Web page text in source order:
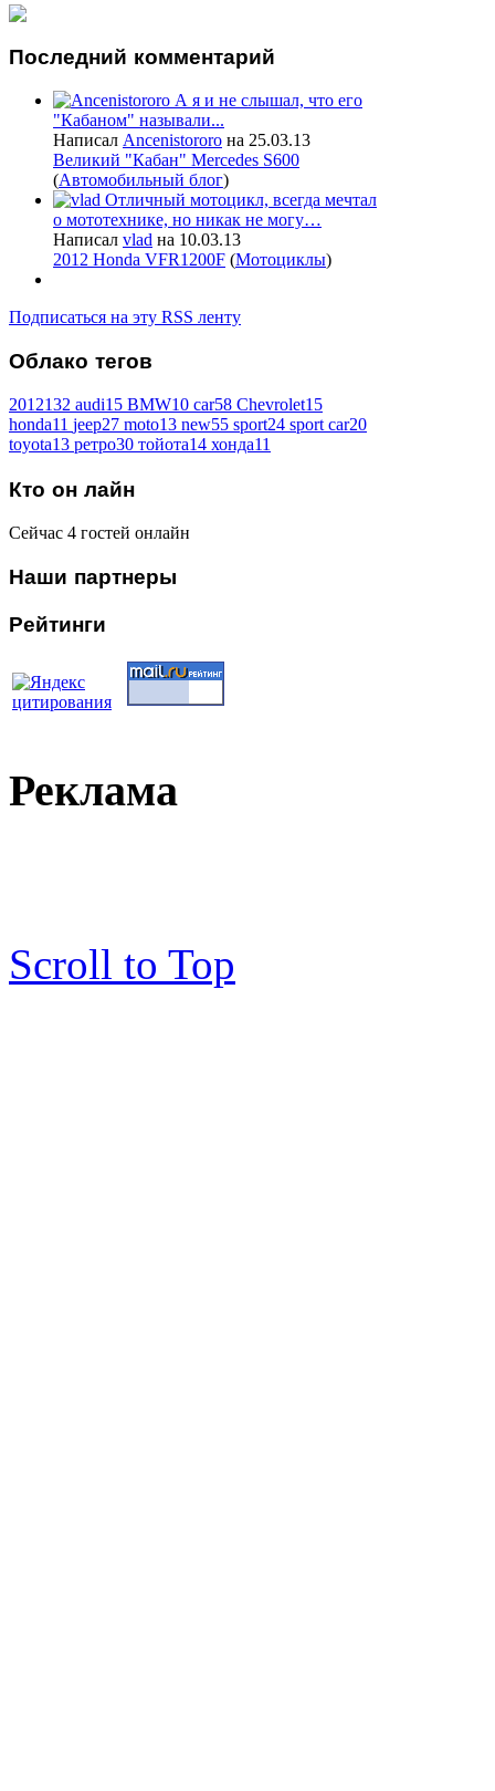
Последний комментарий
А я и не слышал, что его
"Кабаном" называли...
Написал Ancenistororo на 25.03.13
Великий "Кабан" Mercedes S600
(Автомобильный блог)
Отличный мотоцикл, всегда мечтал
о мототехнике, но никак не могу…
Написал vlad на 10.03.13
2012 Honda VFR1200F (Мотоциклы)
Подписаться на эту RSS ленту
Облако тегов
2012132 audi15 BMW10 car58 Chevrolet15
honda11 jeep27 moto13 new55 sport24 sport car20
toyota13 ретро30 тойота14 хонда11
Кто он лайн
Сейчас 4 гостей онлайн
Наши партнеры
Рейтинги
Реклама
Scroll to Top